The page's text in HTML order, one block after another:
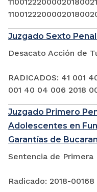
Juzgado Sexto
Desacato Acción de
RADICADOS: 41 001
001 40 04 006 2018
Juzgado Primero
Adolescentes en
Garantías de
Sentencia de
Radicado: 2018-00168